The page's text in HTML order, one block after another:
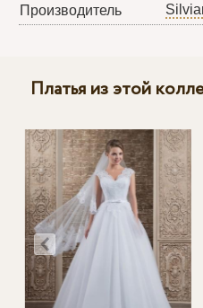
Производитель
Платья из этой